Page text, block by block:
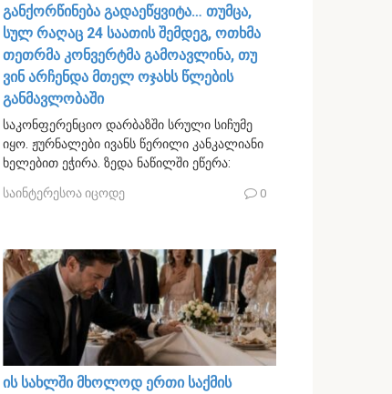
განქორწინება გადაეწყვიტა… თუმცა,
სულ რაღაც 24 საათის შემდეგ, ოთხმა
თეთრმა კონვერტმა გამოავლინა, თუ
ვინ არჩენდა მთელ ოჯახს წლების
განმავლობაში
საკონფერენციო დარბაზში სრული სიჩუმე
იყო. ჟურნალები ივანს წერილი კანკალიანი
ხელებით ეჭირა. ზედა ნაწილში ეწერა:
საინტერესოა იცოდე 0
ის სახლში მხოლოდ ერთი საქმის